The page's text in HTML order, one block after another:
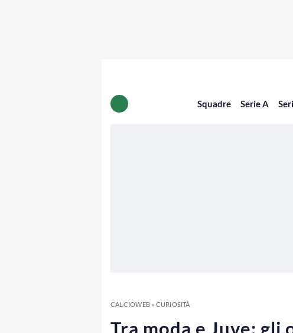
Squadre Serie A
CALCIOWEB» CURIOSITÀ
Tra moda e Juve: